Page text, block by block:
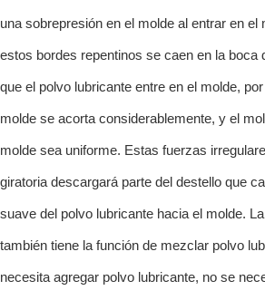
una sobrepresión en el molde al entrar en el
estos bordes repentinos se caen en la boca
que el polvo lubricante entre en el molde,
molde se acorta considerablemente, y el
molde sea uniforme. Estas fuerzas
giratoria descargará parte del destello que
suave del polvo lubricante hacia el molde.
también tiene la función de mezclar polvo
necesita agregar polvo lubricante, no se